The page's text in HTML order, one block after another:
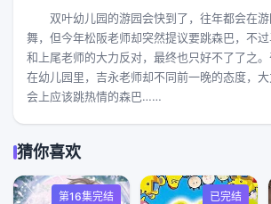
双叶幼儿园的游园会快到了，往年都会在
舞，但今年松阪老师却突然提议要跳森巴，不
和上尾老师的大力反对，最终也只好不了了之
在幼儿园里，吉永老师却不同前一晚的态度，
会上应该跳热情的森巴……
猜你喜欢
第16集完结 已完结